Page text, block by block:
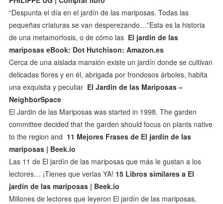
“Despunta el día en el jardín de las mariposas. Todas las
pequeñas criaturas se van desperezando…”Esta es la historia
de una metamorfosis, o de cómo las El jardín de las
mariposas eBook: Dot Hutchison: Amazon.es
Cerca de una aislada mansión existe un jardín donde se cultivan
delicadas flores y en él, abrigada por frondosos árboles, habita
una exquisita y peculiar El Jardin de las Mariposas –
NeighborSpace
El Jardin de las Mariposas was started in 1998. The garden
committee decided that the garden should focus on plants native
to the region and 11 Mejores Frases de El jardín de las
mariposas | Beek.io
Las 11 de El jardín de las mariposas que más le gustan a los
lectores… ¡Tienes que verlas YA! 15 Libros similares a El
jardín de las mariposas | Beek.io
Millones de lectores que leyeron El jardín de las mariposas,